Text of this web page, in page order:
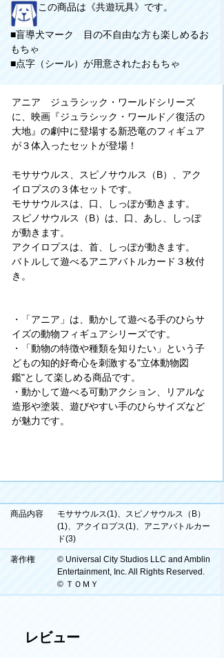
この商品は《共遊玩具》です。
■盲導犬マーク 目の不自由な方も楽しめるお
もちゃ
■点字（シール）が用意されたおもちゃ
アニア ジュラシック・ワールドシリーズ
に、映画『ジュラシック・ワールド／復活の
大地』の劇中に登場する新恐竜のフィギュア
が３体入ったセットが登場！
モササウルス、スピノサウルス（B）、アク
イロプスの３体セットです。
モササウルスは、口、しっぽが動きます。
スピノサウルス（B）は、口、あし、しっぽ
が動きます。
アクイロプスは、首、しっぽが動きます。
バトルして遊べるアニアバトルカード３枚付
き。
・「アニア」は、動かして遊べる手のひらサ
イズの動物フィギュアシリーズです。
・「動物の特徴や種類を知りたい」という子
どもの知的好奇心を刺激する"立体動物図
鑑"として楽しめる商品です。
・動かして遊べる可動アクション、リアルな
造形や塗装、遊びやすい手のひらサイズなど
が魅力です。
商品内容
モササウルス(1)、スピノサウルス（B）
(1)、アクイロプス(1)、アニアバトルカー
ド(3)
著作権
© Universal City Studios LLC and Amblin
Entertainment, Inc. All Rights Reserved.
© ＴＯＭＹ
レビュー